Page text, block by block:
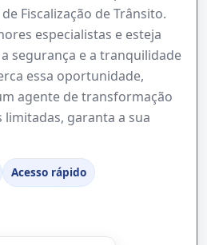
Fiscalização de Trânsito.
especialistas e esteja
segurança e a tranquilidade
essa oportunidade,
agente de transformação
limitadas, garanta a sua
Acesso rápido